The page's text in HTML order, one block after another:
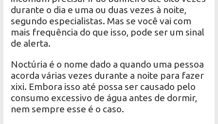
durante o dia e uma ou duas vezes à noite,
segundo especialistas. Mas se você vai com
mais frequência do que isso, pode ser um sinal
de alerta.
Noctúria é o nome dado a quando uma pessoa
acorda várias vezes durante a noite para fazer
xixi. Embora isso até possa ser causado pelo
consumo excessivo de água antes de dormir,
nem sempre esse é o caso.